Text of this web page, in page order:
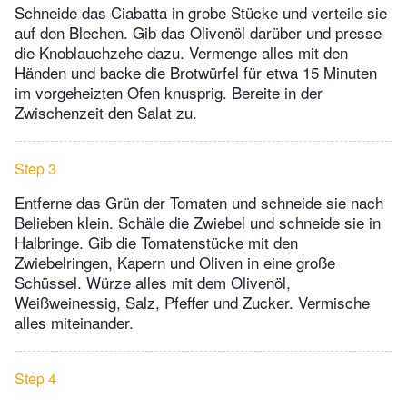
Schneide das Ciabatta in grobe Stücke und verteile sie
auf den Blechen. Gib das Olivenöl darüber und presse
die Knoblauchzehe dazu. Vermenge alles mit den
Händen und backe die Brotwürfel für etwa 15 Minuten
im vorgeheizten Ofen knusprig. Bereite in der
Zwischenzeit den Salat zu.
Step 3
Entferne das Grün der Tomaten und schneide sie nach
Belieben klein. Schäle die Zwiebel und schneide sie in
Halbringe. Gib die Tomatenstücke mit den
Zwiebelringen, Kapern und Oliven in eine große
Schüssel. Würze alles mit dem Olivenöl,
Weißweinessig, Salz, Pfeffer und Zucker. Vermische
alles miteinander.
Step 4